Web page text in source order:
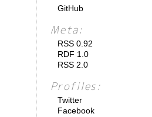
GitHub
Meta:
RSS 0.92
RDF 1.0
RSS 2.0
Profiles:
Twitter
Facebook